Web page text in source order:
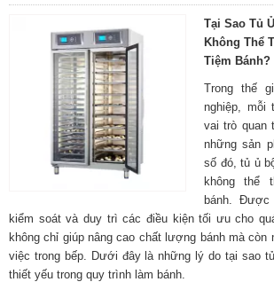
Tại Sao Tủ
Không Thể
Tiệm Bánh?
Trong thế
nghiệp, mỗi
vai trò quan
những sản
số đó, tủ ủ
không thể
bánh.
kiểm soát và duy trì các điều kiện tối ưu cho
không chỉ giúp nâng cao chất lượng bánh mà còn
việc trong bếp. Dưới đây là những lý do tại sao
thiết yếu trong quy trình làm bánh.